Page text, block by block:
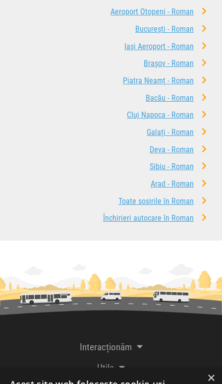
Aeroport Otopeni - Roman
București - Roman
Iași Aeroport - Roman
Brașov - Roman
Piatra Neamț - Roman
Bacău - Roman
Cluj Napoca - Roman
Galați - Roman
Deva - Roman
Sibiu - Roman
Arad - Roman
Toate sosirile în Roman
Închirieri autocare în Roman
Interacționăm
Utile
×